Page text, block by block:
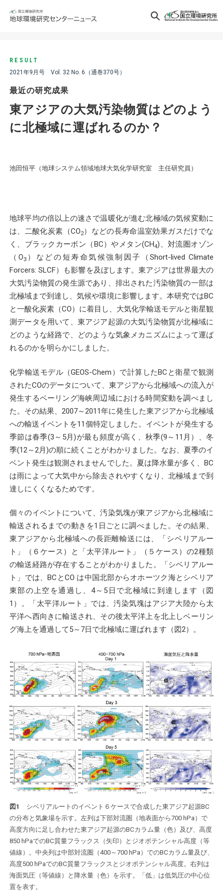
RESULT
2021年9月号 Vol. 32 No. 6（通巻370号）
最近の研究成果
東アジアの大気汚染物質はどのよう
に北極域に運ばれるのか？
池田恒平（地球システム領域地球大気化学研究室 主任研究員）
地球平均の倍以上の速さで温暖化が進む北極域の気候変動に
は、二酸化炭素（CO2）などの長寿命温室効果ガスだけでな
く、ブラックカーボン（BC）やメタン(CH4)、対流圏オゾン
（O3）などの短寿命気候強制因子（Short-lived Climate
Forcers: SLCF）も影響を及ぼします。東アジアは世界最大の
大気汚染物質の発生源であり、排出された汚染物質の一部は
北極域まで到達し、気候や環境に影響します。本研究ではBC
と一酸化炭素（CO）に着目し、大気化学輸送モデルと衛星観
測データを用いて、東アジア起源の大気汚染物質が北極域に
どのような経路で、どのような気象メカニズムによって運ば
れるのかを明らかにしました。
化学輸送モデル（GEOS-Chem）で計算したBCと衛星で観測
されたCOのデータについて、東アジアから北極域への流入が
発生するベーリング海峡周辺域における時間変動を調べまし
た。その結果、2007～2011年に発生した東アジアから北極域
への輸送イベントを11個特定しました。イベントが発生する
季節は春季(3～5月)が最も頻度が高く、秋季(9～11月）、冬
季(12～2月)の順に続くことがわかりました。なお、夏季のイ
ベント発生は観測されませんでした。夏は降水量が多く、BC
は雨によって大気中から除去されやすくなり、北極域まで到
達しにくくなるためです。
個々のイベントについて、汚染気塊が東アジアから北極域に
輸送されるまでの動きを1日ごとに調べました。その結果、
東アジアから北極域への長距離輸送には、「シベリアルー
ト」（６ケース）と「太平洋ルート」（５ケース）の2種類
の輸送経路が存在することがわかりました。「シベリアルー
ト」では、BCとCO は中国北部からオホーツク海とシベリア
東部の上空を通過し、4～5日で北極域に到達します（図
1）。「太平洋ルート」では、汚染気塊はアジア大陸から太
平洋へ西向きに輸送され、その後太平洋上を北上しベーリン
グ海上を通過して5～7日で北極域に運ばれます（図2）。
図1
シベリアルートのイベント６ケースで合成した東アジア起源BC
の分布と気象場を示す。左列は下部対流圏（地表面から700 hPa）で
高度方向に足し合わせた東アジア起源のBCカラム量（色）及び、高度
850 hPaでのBC質量フラックス（矢印）とジオポテンシャル高度（等
値線）。中央列は中部対流圏（400～700 hPa）でのBCカラム量及び、
高度500 hPaでのBC質量フラックスとジオポテンシャル高度。右列は
海面気圧（等値線）と降水量（色）を示す。「低」は低気圧の中心位
置を表す。